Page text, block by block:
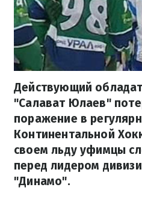
Действующий
"Салават Юлаев"
поражение в
Континентальной
своем льду уфимцы
перед лидером
"Динамо".